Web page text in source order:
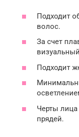
Подходит
волос.
За счет
Подходит
Черты лица
прядей.